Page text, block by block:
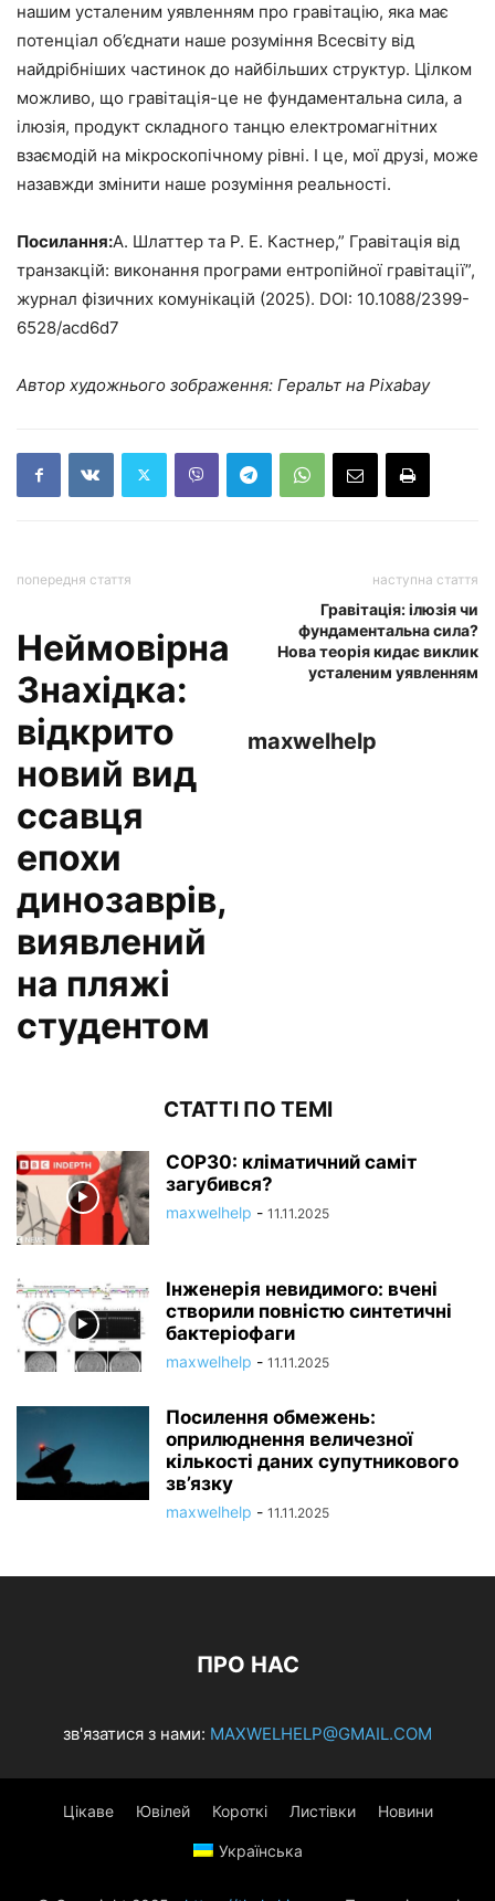
нашим усталеним уявленням про гравітацію, яка має
потенціал об’єднати наше розуміння Всесвіту від
найдрібніших частинок до найбільших структур. Цілком
можливо, що гравітація-це не фундаментальна сила, а
ілюзія, продукт складного танцю електромагнітних
взаємодій на мікроскопічному рівні. І це, мої друзі, може
назавжди змінити наше розуміння реальності.
Посилання:А. Шлаттер та Р. Е. Кастнер,” Гравітація від
транзакцій: виконання програми ентропійної гравітації”,
журнал фізичних комунікацій (2025). DOI: 10.1088/2399-
6528/acd6d7
Автор художнього зображення: Геральт на Pixabay
попередня стаття
Неймовірна
Знахідка:
відкрито
новий вид
ссавця
епохи
динозаврів,
виявлений
на пляжі
студентом
наступна стаття
Гравітація: ілюзія чи
фундаментальна сила?
Нова теорія кидає виклик
усталеним уявленням
maxwelhelp
СТАТТІ ПО ТЕМІ
COP30: кліматичний саміт
загубився?
maxwelhelp - 11.11.2025
Інженерія невидимого: вчені
створили повністю синтетичні
бактеріофаги
maxwelhelp - 11.11.2025
Посилення обмежень:
оприлюднення величезної
кількості даних супутникового
зв’язку
maxwelhelp - 11.11.2025
ПРО НАС
зв'язатися з нами: MAXWELHELP@GMAIL.COM
Цікаве Ювілей Короткі Листівки Новини
Українська